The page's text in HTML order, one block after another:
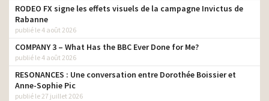
RODEO FX signe les effets visuels de la campagne Invictus de
Rabanne
publié le 4 août 2026
COMPANY 3 – What Has the BBC Ever Done for Me?
publié le 4 août 2026
RESONANCES : Une conversation entre Dorothée Boissier et
Anne-Sophie Pic
publié le 27 juillet 2026